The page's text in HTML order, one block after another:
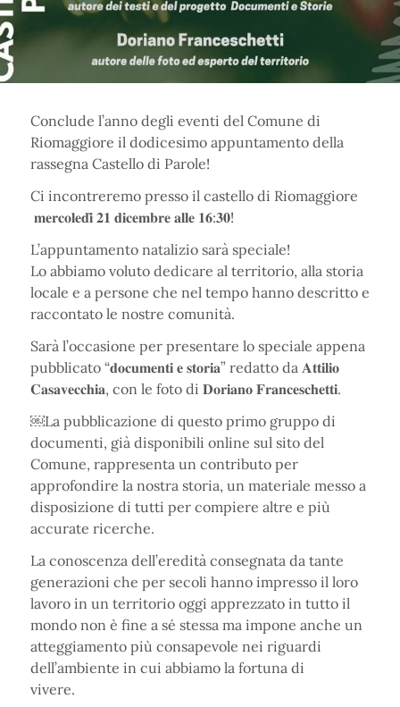
Conclude l’anno degli eventi del Comune di
Riomaggiore il dodicesimo appuntamento della
rassegna Castello di Parole!
Ci incontreremo presso il castello di Riomaggiore
𝐦𝐞𝐫𝐜𝐨𝐥𝐞𝐝𝐢̀ 𝟐𝟏 𝐝𝐢𝐜𝐞𝐦𝐛𝐫𝐞 𝐚𝐥𝐥𝐞 𝟏𝟔:𝟑𝟎!
L’appuntamento natalizio sarà speciale!
Lo abbiamo voluto dedicare al territorio, alla storia
locale e a persone che nel tempo hanno descritto e
raccontato le nostre comunità.
Sarà l’occasione per presentare lo speciale appena
pubblicato “𝐝𝐨𝐜𝐮𝐦𝐞𝐧𝐭𝐢 𝐞 𝐬𝐭𝐨𝐫𝐢𝐚” redatto da 𝐀𝐭𝐭𝐢𝐥𝐢𝐨
𝐂𝐚𝐬𝐚𝐯𝐞𝐜𝐜𝐡𝐢𝐚, con le foto di 𝐃𝐨𝐫𝐢𝐚𝐧𝐨 𝐅𝐫𝐚𝐧𝐜𝐞𝐬𝐜𝐡𝐞𝐭𝐭𝐢.
￼La pubblicazione di questo primo gruppo di
documenti, già disponibili online sul sito del
Comune, rappresenta un contributo per
approfondire la nostra storia, un materiale messo a
disposizione di tutti per compiere altre e più
accurate ricerche.
La conoscenza dell’eredità consegnata da tante
generazioni che per secoli hanno impresso il loro
lavoro in un territorio oggi apprezzato in tutto il
mondo non è fine a sé stessa ma impone anche un
atteggiamento più consapevole nei riguardi
dell’ambiente in cui abbiamo la fortuna di
vivere.